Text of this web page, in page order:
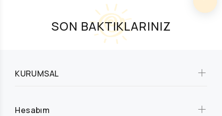
SON BAKTIKLARINIZ
KURUMSAL
Hesabım